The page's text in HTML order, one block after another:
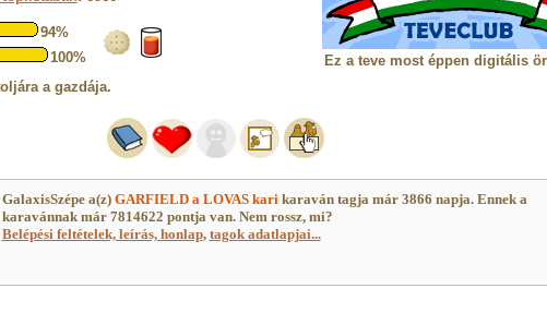
94%
100%
a gazdája.
Ez a teve most éppen digitális
GalaxisSzépe a(z) GARFIELD a LOVAS karikaraván tagja már 3866 napja. Ennek a
karavánnak már 7814622 pontja van. Nem rossz, mi?
Belépési feltételek, leírás, honlap, tagok adatlapjai...